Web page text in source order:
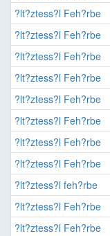
?lt?ztess?l Feh?rbe
?lt?ztess?l Feh?rbe
?lt?ztess?l Feh?rbe
?lt?ztess?l Feh?rbe
?lt?ztess?l Feh?rbe
?lt?ztess?l Feh?rbe
?lt?ztess?l Feh?rbe
?lt?ztess?l Feh?rbe
?lt?ztess?l feh?rbe
?lt?ztess?l Feh?rbe
?lt?ztess?l Feh?rbe